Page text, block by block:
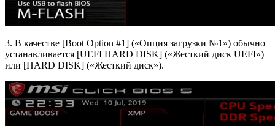
3. В качестве [Boot Option #1] («Опция загрузки №1») обычно
устанавливается [UEFI HARD DISK] («Жесткий диск UEFI»)
или [HARD DISK] («Жесткий диск»).